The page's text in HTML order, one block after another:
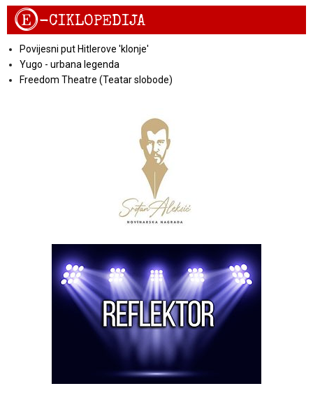
E-CIKLOPEDIJA
Povijesni put Hitlerove 'klonje'
Yugo - urbana legenda
Freedom Theatre (Teatar slobode)